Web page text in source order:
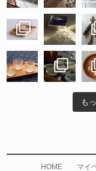
も
HOME マイ